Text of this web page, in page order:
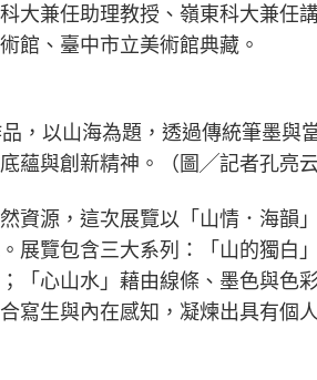
大兼任助理教授、嶺東科大兼任
館、臺中市立美術館典藏。
，以山海為題，透過傳統筆墨與
蘊與創新精神。（圖╱記者孔亮云
資源，這次展覽以「山情．海韻
展覽包含三大系列：「山的獨白
「心山水」藉由線條、墨色與色
寫生與內在感知，凝煉出具有個